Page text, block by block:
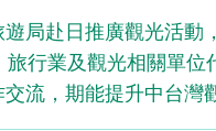
局赴日推廣觀光活
行業及觀光相關單
流，期能提升中台灣